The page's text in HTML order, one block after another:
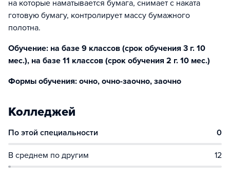
на которые наматывается бумага, снимает с наката
готовую бумагу, контролирует массу бумажного
полотна.
Обучение: на базе 9 классов (срок обучения 3 г. 10
мес.), на базе 11 классов (срок обучения 2 г. 10 мес.)
Формы обучения: очно, очно-заочно, заочно
Колледжей
По этой специальности 0
В среднем по другим 12